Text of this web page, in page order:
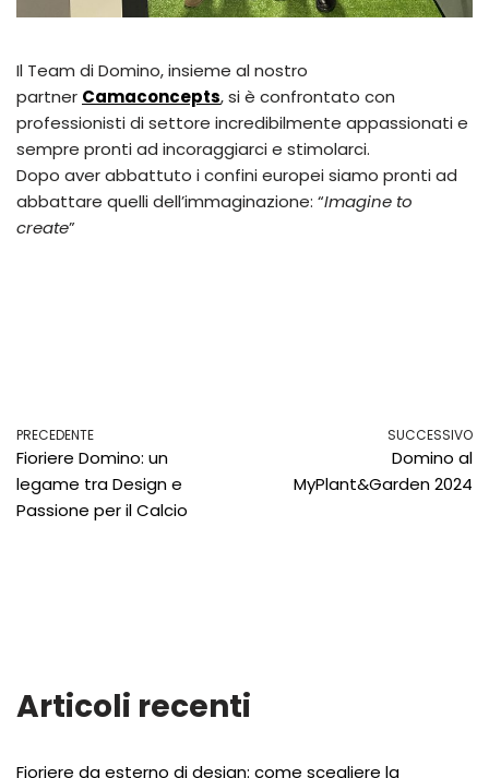
Il Team di Domino, insieme al nostro
partner Camaconcepts, si è confrontato con
professionisti di settore incredibilmente appassionati e
sempre pronti ad incoraggiarci e stimolarci.
Dopo aver abbattuto i confini europei siamo pronti ad
abbattare quelli dell’immaginazione: “Imagine to
create”
PRECEDENTE
Fioriere Domino: un
legame tra Design e
Passione per il Calcio
SUCCESSIVO
Domino al
MyPlant&Garden 2024
Articoli recenti
Fioriere da esterno di design: come scegliere la